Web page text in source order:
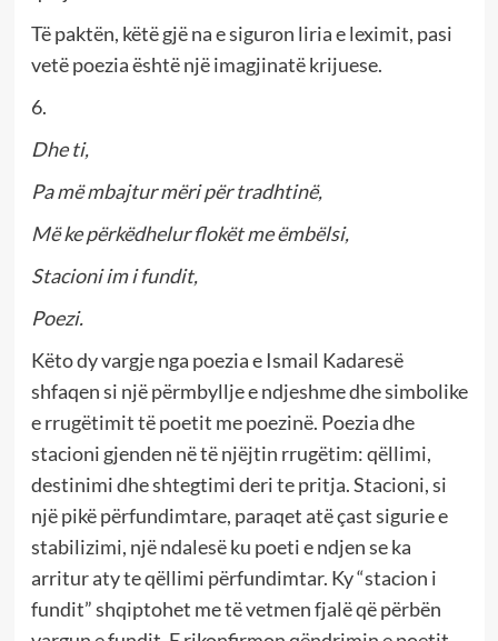
Të paktën, këtë gjë na e siguron liria e leximit, pasi
vetë poezia është një imagjinatë krijuese.
6.
Dhe ti,
Pa më mbajtur mëri për tradhtinë,
Më ke përkëdhelur flokët me ëmbëlsi,
Stacioni im i fundit,
Poezi.
Këto dy vargje nga poezia e Ismail Kadaresë
shfaqen si një përmbyllje e ndjeshme dhe simbolike
e rrugëtimit të poetit me poezinë. Poezia dhe
stacioni gjenden në të njëjtin rrugëtim: qëllimi,
destinimi dhe shtegtimi deri te pritja. Stacioni, si
një pikë përfundimtare, paraqet atë çast sigurie e
stabilizimi, një ndalesë ku poeti e ndjen se ka
arritur aty te qëllimi përfundimtar. Ky “stacion i
fundit” shqiptohet me të vetmen fjalë që përbën